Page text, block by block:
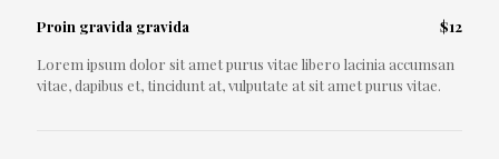
Proin gravida gravida
$12
Lorem ipsum dolor sit amet purus vitae libero lacinia accumsan
vitae, dapibus et, tincidunt at, vulputate at sit amet purus vitae.